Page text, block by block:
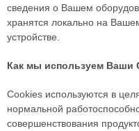
сведения о Вашем
хранятся локально на
устройстве.
Как мы используем Ваши
Cookies используются в
нормальной
совершенствования